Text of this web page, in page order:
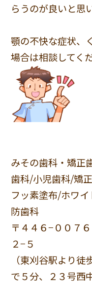
らうのが良いと思
顎の不快な症状、
場合は相談してく
みその歯科・矯正
歯科/小児歯科/矯
フッ素塗布/ホワ
防歯科
〒４４６−００７
２−５
（東刈谷駅より
で５分、２３号西